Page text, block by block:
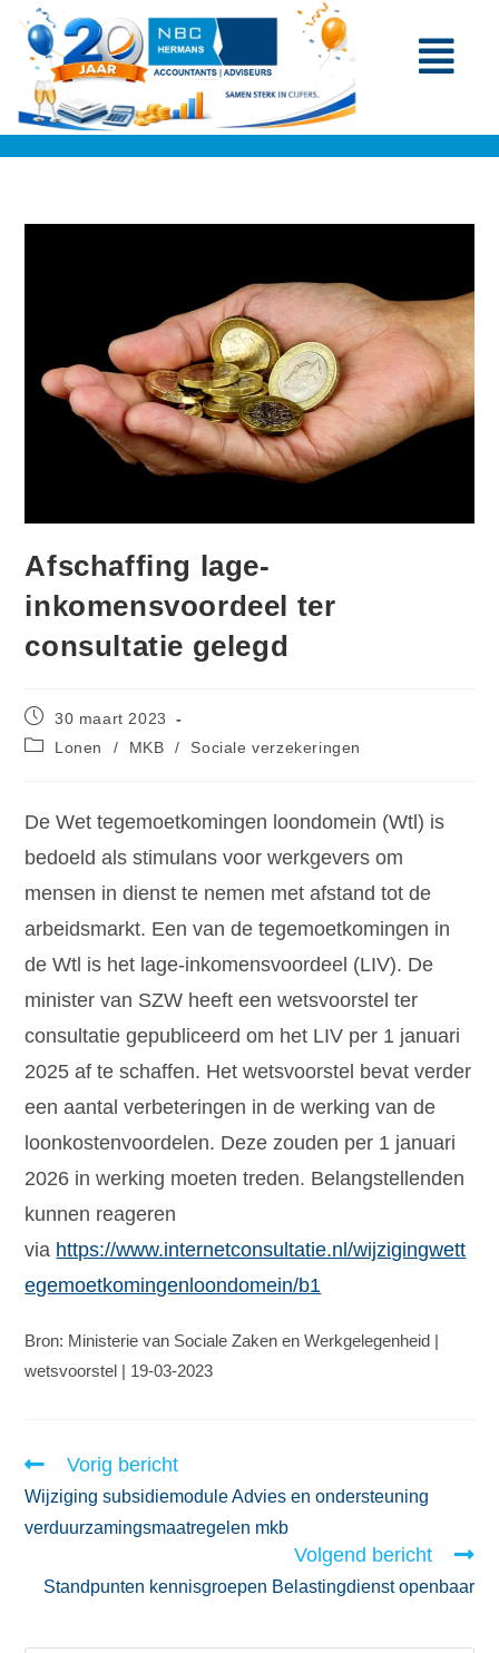
Afschaffing lage-
inkomensvoordeel ter
consultatie gelegd
30 maart 2023
Lonen
/ MKB / Sociale verzekeringen
De Wet tegemoetkomingen loondomein (Wtl) is
bedoeld als stimulans voor werkgevers om
mensen in dienst te nemen met afstand tot de
arbeidsmarkt. Een van de tegemoetkomingen in
de Wtl is het lage-inkomensvoordeel (LIV). De
minister van SZW heeft een wetsvoorstel ter
consultatie gepubliceerd om het LIV per 1 januari
2025 af te schaffen. Het wetsvoorstel bevat verder
een aantal verbeteringen in de werking van de
loonkostenvoordelen. Deze zouden per 1 januari
2026 in werking moeten treden. Belangstellenden
kunnen reageren
via https://www.internetconsultatie.nl/wijzigingwett
egemoetkomingenloondomein/b1
Bron: Ministerie van Sociale Zaken en Werkgelegenheid |
wetsvoorstel | 19-03-2023
Vorig bericht
Wijziging subsidiemodule Advies en ondersteuning
verduurzamingsmaatregelen mkb
Volgend bericht
Standpunten kennisgroepen Belastingdienst openbaar